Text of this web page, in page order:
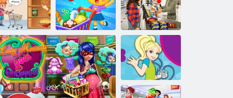
Pepi Super parduotuvės
Ledų kūgio
gaminimas
Kūdikių
prekybos centras
Prekybos centrų
pirkiniai
vaikams
Prekybos centro
mergina